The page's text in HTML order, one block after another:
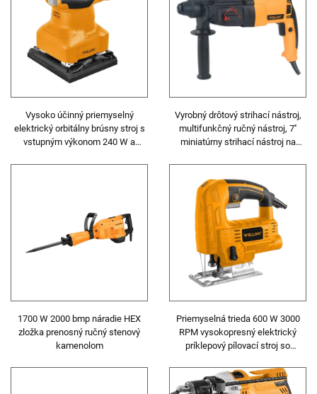
Vysoko účinný priemyselný
elektrický orbitálny brúsny stroj s
vstupným výkonom 240 W a
Vyrobný drôtový strihací nástroj,
multifunkčný ručný nástroj, 7''
miniatúrny strihací nástroj na
1700 W 2000 bmp náradie HEX
zložka prenosný ručný stenový
kamenolom
Priemyselná trieda 600 W 3000
RPM vysokopresný elektrický
príklepový pílovací stroj so
drevom a kovom